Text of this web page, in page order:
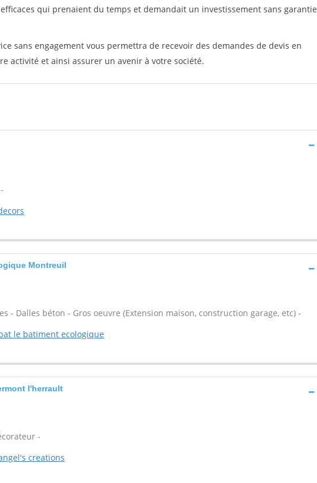
qui prenaient du temps et demandait un investissement sans garantie
sans engagement vous permettra de recevoir des demandes de devis en
activité et ainsi assurer un avenir à votre société.
Montreuil
- Dalles béton - Gros oeuvre (Extension maison, construction garage, etc) -
le batiment ecologique
l'herrault
-
creations